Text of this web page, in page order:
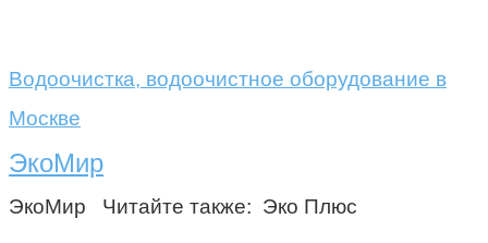
Водоочистка, водоочистное оборудование в
Москве
ЭкоМир
ЭкоМир Читайте также: Эко Плюс